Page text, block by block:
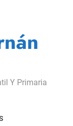
Familia
2026
Y Primaria